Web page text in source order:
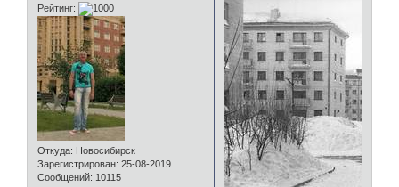
Рейтинг:
Откуда: Новосибирск
Зарегистрирован: 25-08-2019
Сообщений: 10115